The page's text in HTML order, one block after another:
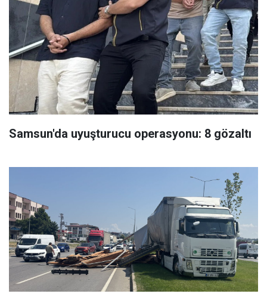
Samsun'da uyuşturucu operasyonu: 8 gözaltı